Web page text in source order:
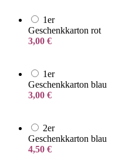
1er
Geschenkkarton rot
3,00 €
1er
Geschenkkarton blau
3,00 €
2er
Geschenkkarton blau
4,50 €